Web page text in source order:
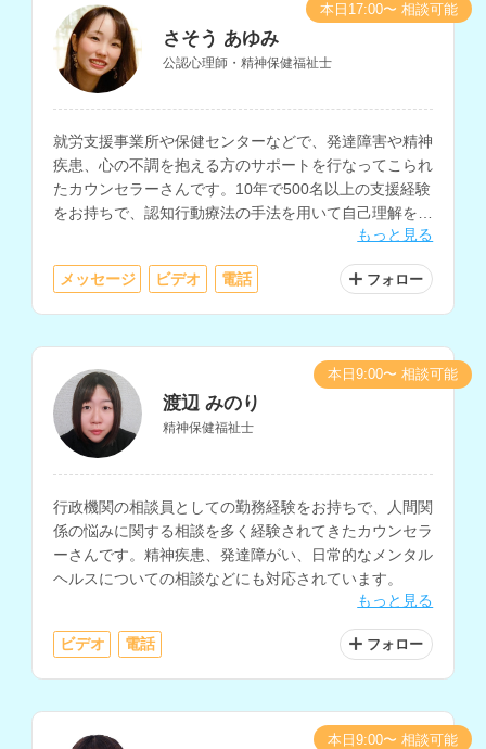
さそう あゆみ
公認心理師・精神保健福祉士
就労支援事業所や保健センターなどで、発達障害や精神
疾患、心の不調を抱える方のサポートを行なってこられ
たカウンセラーさんです。10年で500名以上の支援経験
をお持ちで、認知行動療法の手法を用いて自己理解を深
めるサポートやセルフケアに関する相談にも対応されて
います。
もっと見る
メッセージ ビデオ 電話 フォロー
本日17:00〜 相談可能
渡辺 みのり
精神保健福祉士
行政機関の相談員としての勤務経験をお持ちで、人間関
係の悩みに関する相談を多く経験されてきたカウンセラ
ーさんです。精神疾患、発達障がい、日常的なメンタル
ヘルスについての相談などにも対応されています。
もっと見る
ビデオ 電話 フォロー
本日9:00〜 相談可能
本日9:00〜 相談可能